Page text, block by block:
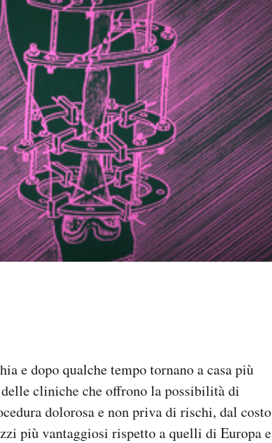
e dopo qualche tempo tornano a casa più
cliniche che offrono la possibilità di
dolorosa e non priva di rischi, dal costo
più vantaggiosi rispetto a quelli di Europa e